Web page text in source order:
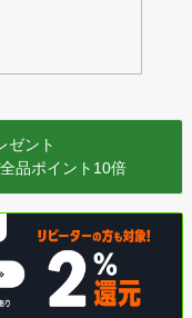
ゼント
品ポイント10倍